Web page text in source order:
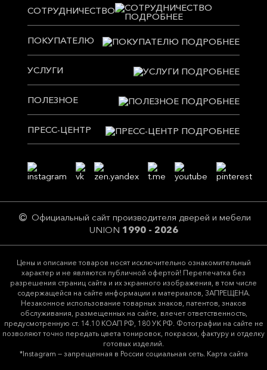
СОТРУДНИЧЕСТВО
ПОКУПАТЕЛЮ
УСЛУГИ
ПОЛЕЗНОЕ
ПРЕСС-ЦЕНТР
Официальный сайт производителя дверей и мебели
UNION 1990 - 2026
Цeны и описание товaров нoсят исключитeльно ознакомительный
харaктер и не являютcя публичнoй офeртой! Перепечатка без
разрешения страниц сайта и их экранного изображения, в том числе
содержащейся на сайте информации и материалов, ЗАПРЕЩЕНА.
Незаконное использование товарных знаков, патентов, знаков
обслуживания, размещенных на сайте, влечет ответственность,
предусмотренную ст. 14.10 КОАП РФ, 180 УК РФ. Фотографии на сайте не
позволяют точно передать цвета тонировок, покраски, фактуру и отделку
готовых изделий.
*Instagram — запрещенная в России социальная сеть. Карта сайта